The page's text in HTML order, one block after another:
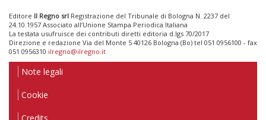
Editore Il Regno srl Registrazione del Tribunale di Bologna N. 2237 del
24.10.1957 Associato all’Unione Stampa Periodica Italiana
La testata usufruisce dei contributi diretti editoria d.lgs 70/2017
Direzione e redazione Via del Monte 5 40126 Bologna (Bo) tel 051 0956100 - fax
051 0956310 ilregno@ilregno.it
Note legali
Cookie